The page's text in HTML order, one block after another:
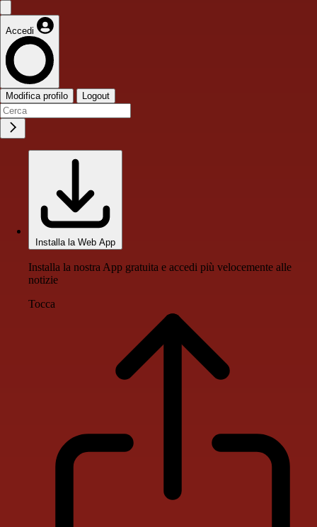
Accedi
Modifica profilo Logout
Installa la Web App
Installa la nostra App gratuita e accedi più velocemente alle
notizie
Tocca